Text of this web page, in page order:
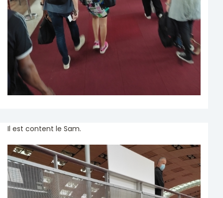
Il est content le Sam.